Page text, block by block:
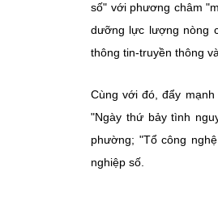
số" với phương châm
dưỡng lực lượng nòng
thông tin-truyền thông
Cùng với đó, đẩy
"Ngày thứ bảy tình
phường; "Tổ công
nghiệp số.